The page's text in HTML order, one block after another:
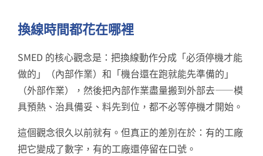
換線時間都花在哪裡
SMED 的核心觀念是：把換線動作分成「必須停機才能
做的」（內部作業）和「機台還在跑就能先準備的」
（外部作業），然後把內部作業盡量搬到外部去——模
具預熱、治具備妥、料先到位，都不必等停機才開始。
這個觀念很久以前就有。但真正的差別在於：有的工廠
把它變成了數字，有的工廠還停留在口號。